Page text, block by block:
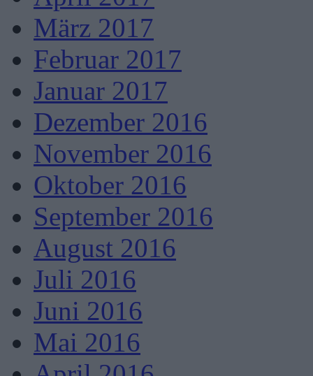
März 2017
Februar 2017
Januar 2017
Dezember 2016
November 2016
Oktober 2016
September 2016
August 2016
Juli 2016
Juni 2016
Mai 2016